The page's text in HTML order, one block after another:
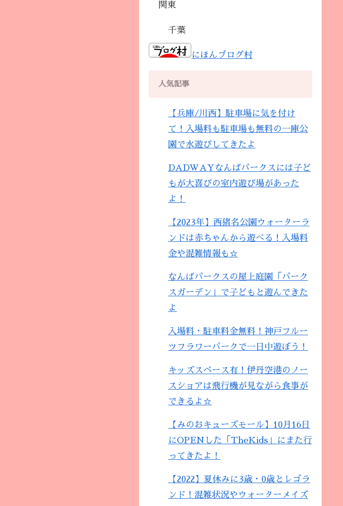
関東
千葉
にほんブログ村
人気記事
【兵庫/川西】駐車場に気を付け
て！入場料も駐車場も無料の一庫公
園で水遊びしてきたよ
DADWAYなんばパークスには子ど
もが大喜びの室内遊び場があった
よ！
【2023年】西猪名公園ウォーターラ
ンドは赤ちゃんから遊べる！入場料
金や混雑情報も☆
なんばパークスの屋上庭園「パーク
スガーデン」で子どもと遊んできた
よ
入場料・駐車料金無料！神戸フルー
ツフラワーパークで一日中遊ぼう！
キッズスペース有！伊丹空港のノー
スショアは飛行機が見ながら食事が
できるよ☆
【みのおキューズモール】10月16日
にOPENした「TheKids」にまた行
ってきたよ！
【2022】夏休みに3歳・0歳とレゴラ
ンド！混雑状況やウォーターメイズ